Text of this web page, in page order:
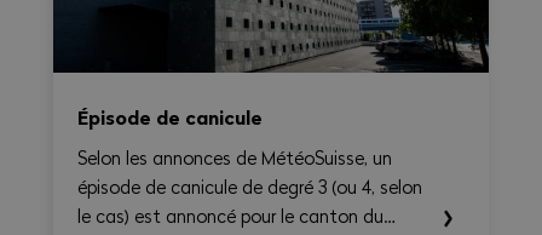
Épisode de canicule
Selon les annonces de MétéoSuisse, un
épisode de canicule de degré 3 (ou 4, selon
le cas) est annoncé pour le canton du